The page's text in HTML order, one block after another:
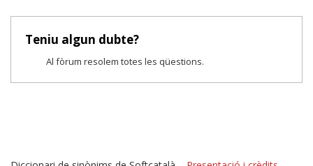
Teniu algun dubte?
Al fòrum resolem totes les qüestions.